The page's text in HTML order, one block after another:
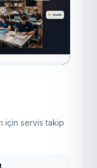
için servis takip